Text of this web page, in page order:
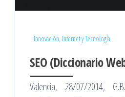
Innovación, Internet y Tecnología
SEO (Diccionario
Valencia, 28/07/2014,